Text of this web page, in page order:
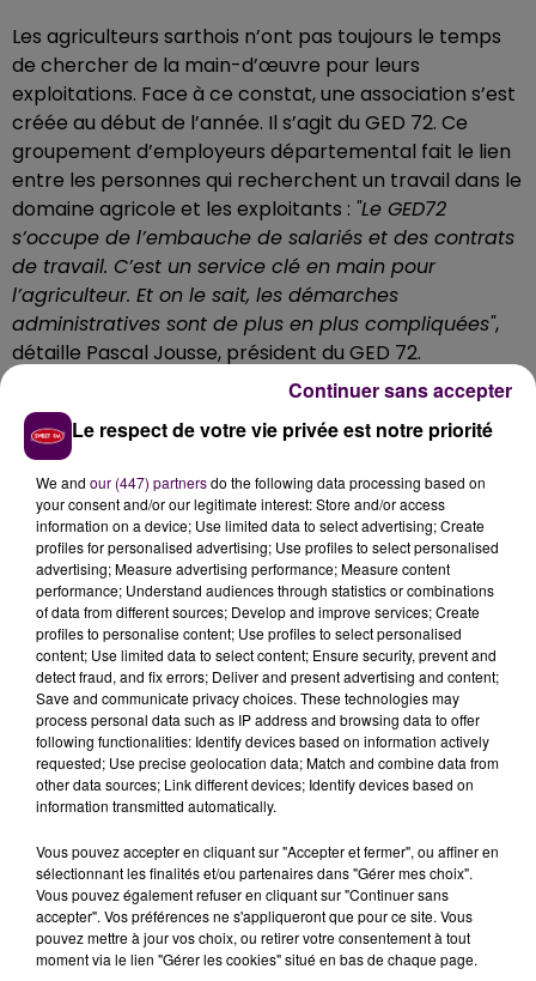
Les agriculteurs sarthois n’ont pas toujours le temps
de chercher de la main-d’œuvre pour leurs
exploitations. Face à ce constat, une association s’est
créée au début de l’année. Il s’agit du GED 72. Ce
groupement d’employeurs départemental fait le lien
entre les personnes qui recherchent un travail dans le
domaine agricole et les exploitants : "Le GED72
s’occupe de l’embauche de salariés et des contrats
de travail. C’est un service clé en main pour
l’agriculteur. Et on le sait, les démarches
administratives sont de plus en plus compliquées",
détaille Pascal Jousse, président du GED 72.
Une première embauche sur deux exploitations en
Sarthe
Depuis le début du mois de février, Nicolas Morançais
travaille sur deux exploitations, à Amné-en-
Champagne et à Brûlon :"Ca a été un moyen rapide
pour être embauché"assure-t-il. L’un de ses patrons,
Christophe Vovard a gagné du temps avec cette
association :"Je n’ai pas eu à chercher, le GED72 a
tout géré. Moi j’ai juste une facture à la fin du mois
avec le nombre d’heures qu’il a fait". Dans le
département, on recherche surtout de la main-
d’œuvre agricole dans les secteurs de Loué et de
Sablé-sur-Sarthe.
Le respect de votre vie privée est notre priorité
We and our (447) partnersdo the following data processing based on
your consent and/or our legitimate interest: Store and/or access
information on a device; Use limited data to select advertising; Create
profiles for personalised advertising; Use profiles to select personalised
advertising; Measure advertising performance; Measure content
performance; Understand audiences through statistics or combinations
of data from different sources; Develop and improve services; Create
profiles to personalise content; Use profiles to select personalised
content; Use limited data to select content; Ensure security, prevent and
detect fraud, and fix errors; Deliver and present advertising and content;
Save and communicate privacy choices. These technologies may
process personal data such as IP address and browsing data to offer
following functionalities: Identify devices based on information actively
requested; Use precise geolocation data; Match and combine data from
other data sources; Link different devices; Identify devices based on
information transmitted automatically.
Vous pouvez accepter en cliquant sur "Accepter et fermer", ou affiner en
sélectionnant les finalités et/ou partenaires dans "Gérer mes choix".
Vous pouvez également refuser en cliquant sur "Continuer sans
accepter". Vos préférences ne s'appliqueront que pour ce site. Vous
pouvez mettre à jour vos choix, ou retirer votre consentement à tout
moment via le lien "Gérer les cookies" situé en bas de chaque page.
Continuer sans accepter